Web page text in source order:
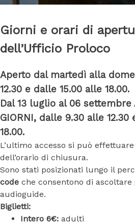
Giorni e orari di
dell’Ufficio Proloco
Aperto dal martedì alla
12.30 e dalle 15.00 alle 18.00.
Dal 13 luglio al 06 settembre
GIORNI, dalle 9.30 alle 12.30
18.00.
L’ultimo accesso si può
dell’orario di chiusura.
Sono stati posizionati lungo il
code che consentono di
audioguide.
Biglietti:
Intero 6€: adulti